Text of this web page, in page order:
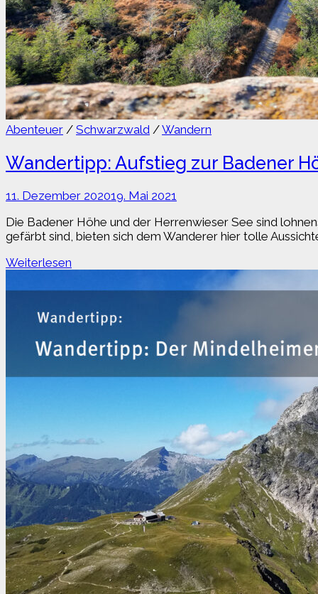
Abenteuer / Schwarzwald /Wandern
Wandertipp: Aufstieg zur Badener
11. Dezember 202019. Mai 2021
Die Badener Höhe und der Herrenwieser See sind
gefärbt sind, bieten sich dem Wanderer hier tolle
Wandertipp:
zur
Herrenwieser
(Schwarzwald)
Weiterlesen